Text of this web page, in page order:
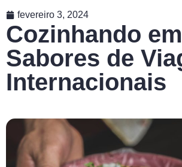
fevereiro 3, 2024
Cozinhando
Sabores de
Internacionais